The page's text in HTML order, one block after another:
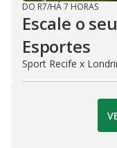
DO R7/HÁ 7 HORAS
Escale o
Esportes
Sport Recife x